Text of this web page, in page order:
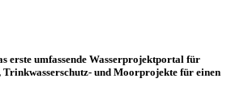
erste umfassende Wasserprojektportal für
Trinkwasserschutz- und Moorprojekte für einen